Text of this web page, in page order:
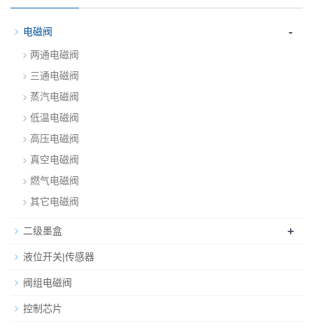
电磁阀 -
两通电磁阀
三通电磁阀
蒸汽电磁阀
低温电磁阀
高压电磁阀
真空电磁阀
燃气电磁阀
其它电磁阀
二级墨盒 +
液位开关|传感器
阀组电磁阀
控制芯片